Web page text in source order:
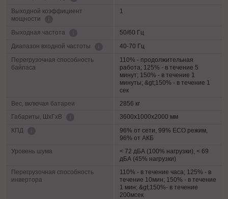
Выходной коэффициент
мощности
1
Выходная частота
50/60 Гц
Диапазон входной частоты
40-70 Гц
Перегрузочная способность
байпаса
110% - продолжительная
работа; 125% - в течение 5
минут; 150% - в течение 1
минуты; &gt;150% - в течение 1
сек
Вес, включая батареи
2856 кг
Габариты, ШхГхВ
3600х1000х2000 мм
КПД
96% от сети, 99% ECO режим,
96% от АКБ
Уровень шума
< 72 дБА (100% нагрузки), < 69
дБА (45% нагрузки)
Перегрузочная способность
инвертора
110% - в течение часа; 125% - в
течение 10мин; 150% - в течение
1 мин; &gt;150%- в течение
200мсек